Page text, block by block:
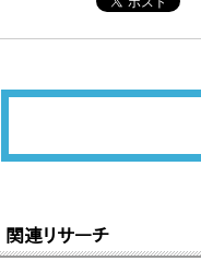
関連リサーチ